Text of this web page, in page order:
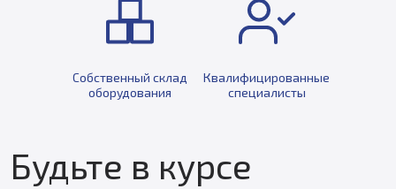
Собственный склад
оборудования
Квалифицированные
специалисты
Будьте в курсе